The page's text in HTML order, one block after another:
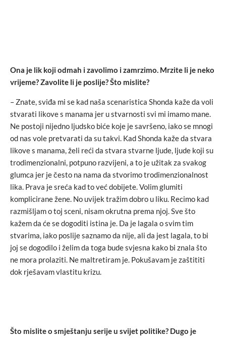
Ona je lik koji odmah i zavolimo i zamrzimo. Mrzite li je neko
vrijeme? Zavolite li je poslije? Što mislite?
– Znate, sviđa mi se kad naša scenaristica Shonda kaže da voli
stvarati likove s manama jer u stvarnosti svi mi imamo mane.
Ne postoji nijedno ljudsko biće koje je savršeno, iako se mnogi
od nas vole pretvarati da su takvi. Kad Shonda kaže da stvara
likove s manama, želi reći da stvara stvarne ljude, ljude koji su
trodimenzionalni, potpuno razvijeni, a to je užitak za svakog
glumca jer je često na nama da stvorimo trodimenzionalnost
lika. Prava je sreća kad to već dobijete. Volim glumiti
komplicirane žene. No uvijek tražim dobro u liku. Recimo kad
razmišljam o toj sceni, nisam okrutna prema njoj. Sve što
kažem da će se dogoditi istina je. Da je lagala o svim tim
stvarima, iako poslije saznamo da nije, ali da jest lagala, to bi
joj se dogodilo i želim da toga bude svjesna kako bi znala što
ne mora prolaziti. Ne maltretiram je. Pokušavam je zaštititi
dok rješavam vlastitu krizu.
Što mislite o smještanju serije u svijet politike? Dugo je